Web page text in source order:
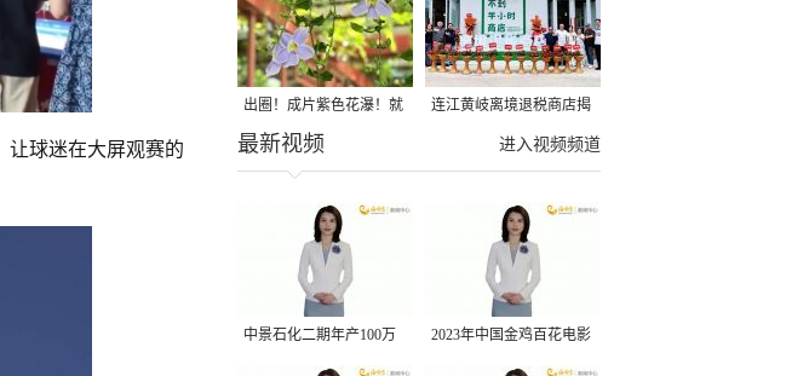
让球迷在大屏观赛的
出圈！成片紫色花瀑！就
在光明港公园
连江黄岐离境退税商店揭
进入视频频道
最新视频
中景石化二期年产100万
吨丙烷脱氢项目建成中交
2023年中国金鸡百花电影
节有福电影巡展31日启动